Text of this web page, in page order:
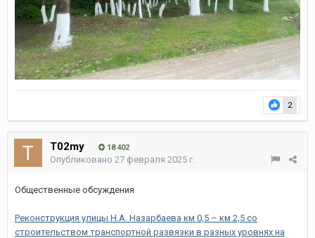
2
T02my 18 402
Опубликовано 27 февраля 2025 г.
Общественные обсуждения
Реконструкция улицы Н.А. Назарбаева км 0,5 – км 2,5 со
строительством транспортной развязки в разных уровнях на